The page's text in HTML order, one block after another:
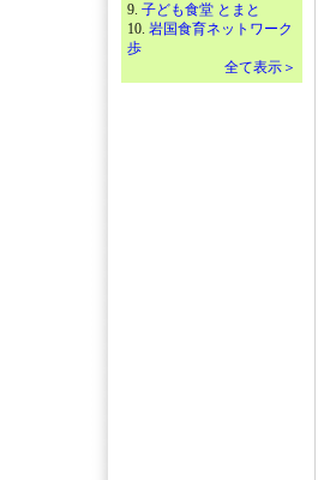
9. 子ども食堂 とまと
10. 岩国食育ネットワーク
歩
全て表示＞